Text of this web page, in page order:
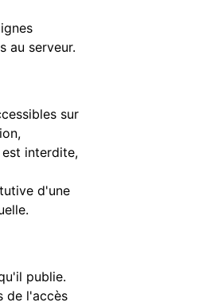
au serveur.
sur
interdite,
d'une
publie.
de l'accès